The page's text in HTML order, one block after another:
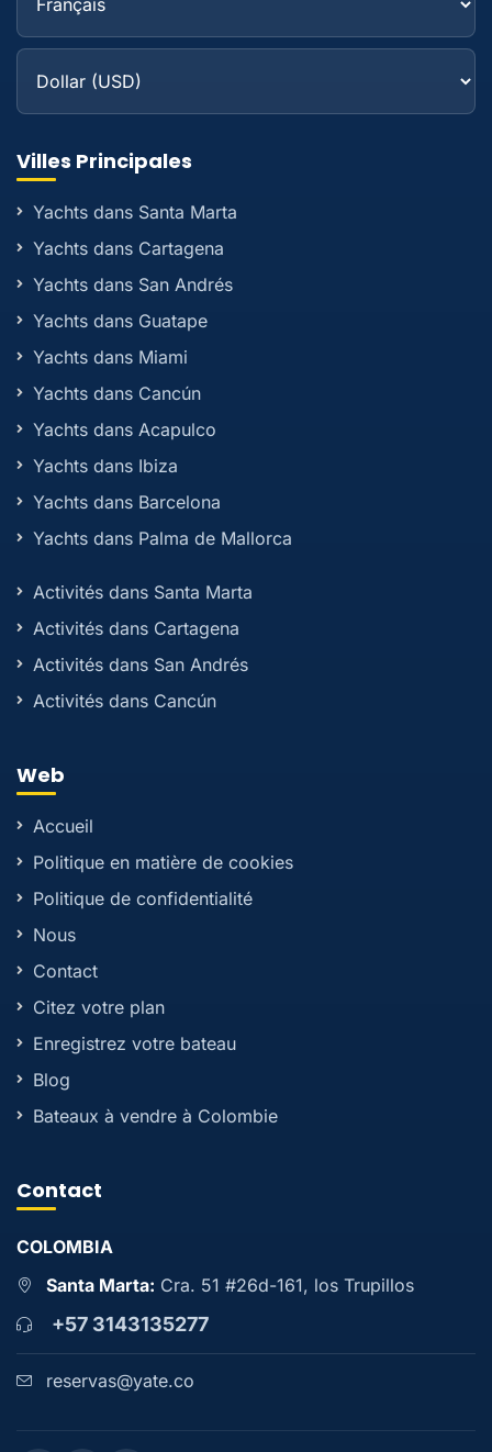
Villes Principales
Yachts dans Santa Marta
Yachts dans Cartagena
Yachts dans San Andrés
Yachts dans Guatape
Yachts dans Miami
Yachts dans Cancún
Yachts dans Acapulco
Yachts dans Ibiza
Yachts dans Barcelona
Yachts dans Palma de Mallorca
Activités dans Santa Marta
Activités dans Cartagena
Activités dans San Andrés
Activités dans Cancún
Web
Accueil
Politique en matière de cookies
Politique de confidentialité
Nous
Contact
Citez votre plan
Enregistrez votre bateau
Blog
Bateaux à vendre à Colombie
Contact
COLOMBIA
Santa Marta: Cra. 51 #26d-161, los Trupillos
+57 3143135277
reservas@yate.co